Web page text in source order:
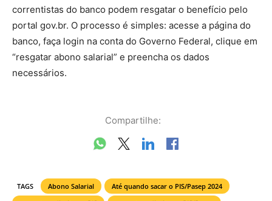
correntistas do banco podem resgatar o benefício pelo
portal gov.br. O processo é simples: acesse a página do
banco, faça login na conta do Governo Federal, clique em
“resgatar abono salarial” e preencha os dados
necessários.
Compartilhe:
TAGS Abono Salarial
Até quando sacar o PIS/Pasep 2024